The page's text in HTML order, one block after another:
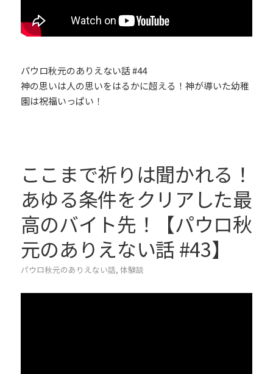
パウロ秋元のありえない話 #44
神の思いは人の思いをはるかに超える！神が導いた幼稚
園は祝福いっぱい！
ここまで祈りは聞かれる！
あゆる条件をクリアした最
高のバイト先！【パウロ秋
元のありえない話 #43】
パウロ秋元のありえない話, 体験談